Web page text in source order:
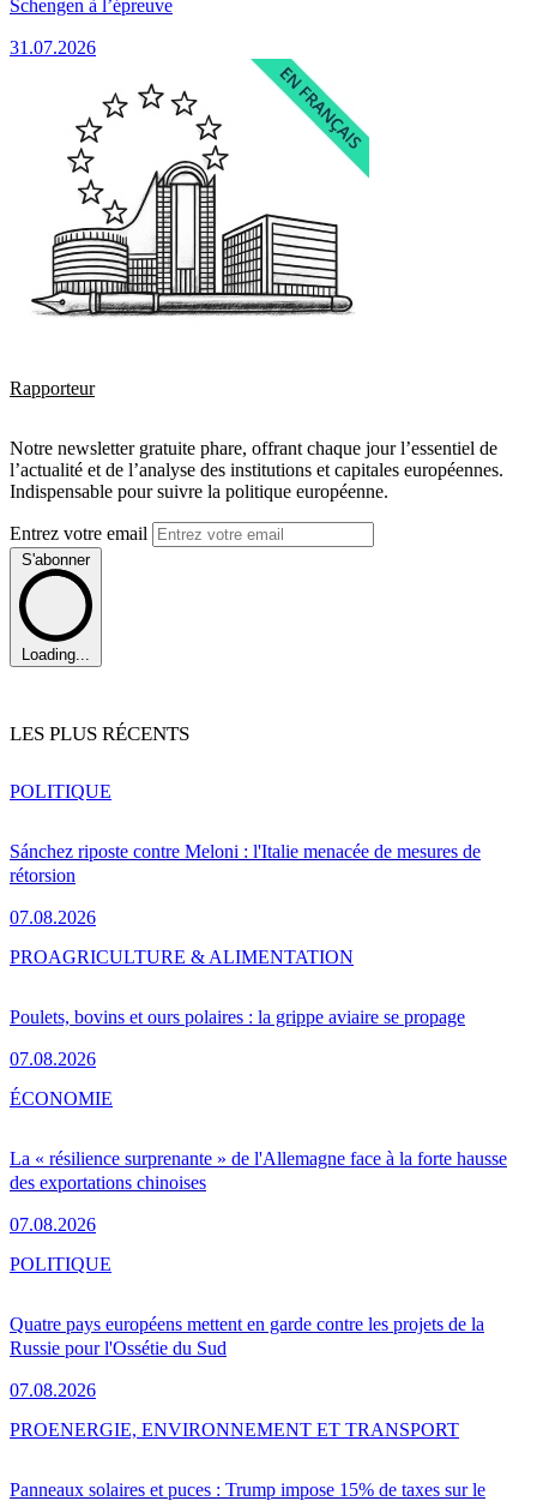
Schengen à l’épreuve
31.07.2026
Rapporteur
Notre newsletter gratuite phare, offrant chaque jour l’essentiel de
l’actualité et de l’analyse des institutions et capitales européennes.
Indispensable pour suivre la politique européenne.
Entrez votre email
S'abonner
Loading...
LES PLUS RÉCENTS
Sánchez riposte contre Meloni : l'Italie menacée de mesures de
rétorsion
07.08.2026
POLITIQUE
Poulets, bovins et ours polaires : la grippe aviaire se propage
07.08.2026
PROAGRICULTURE & ALIMENTATION
La « résilience surprenante » de l'Allemagne face à la forte hausse
des exportations chinoises
07.08.2026
ÉCONOMIE
Quatre pays européens mettent en garde contre les projets de la
Russie pour l'Ossétie du Sud
07.08.2026
POLITIQUE
Panneaux solaires et puces : Trump impose 15% de taxes sur le
PROENERGIE, ENVIRONNEMENT ET TRANSPORT